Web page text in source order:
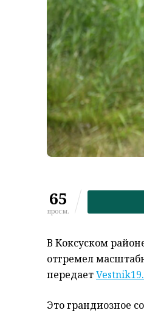
65
просм.
В Коксуском
отгремел
передает
Это грандиозное